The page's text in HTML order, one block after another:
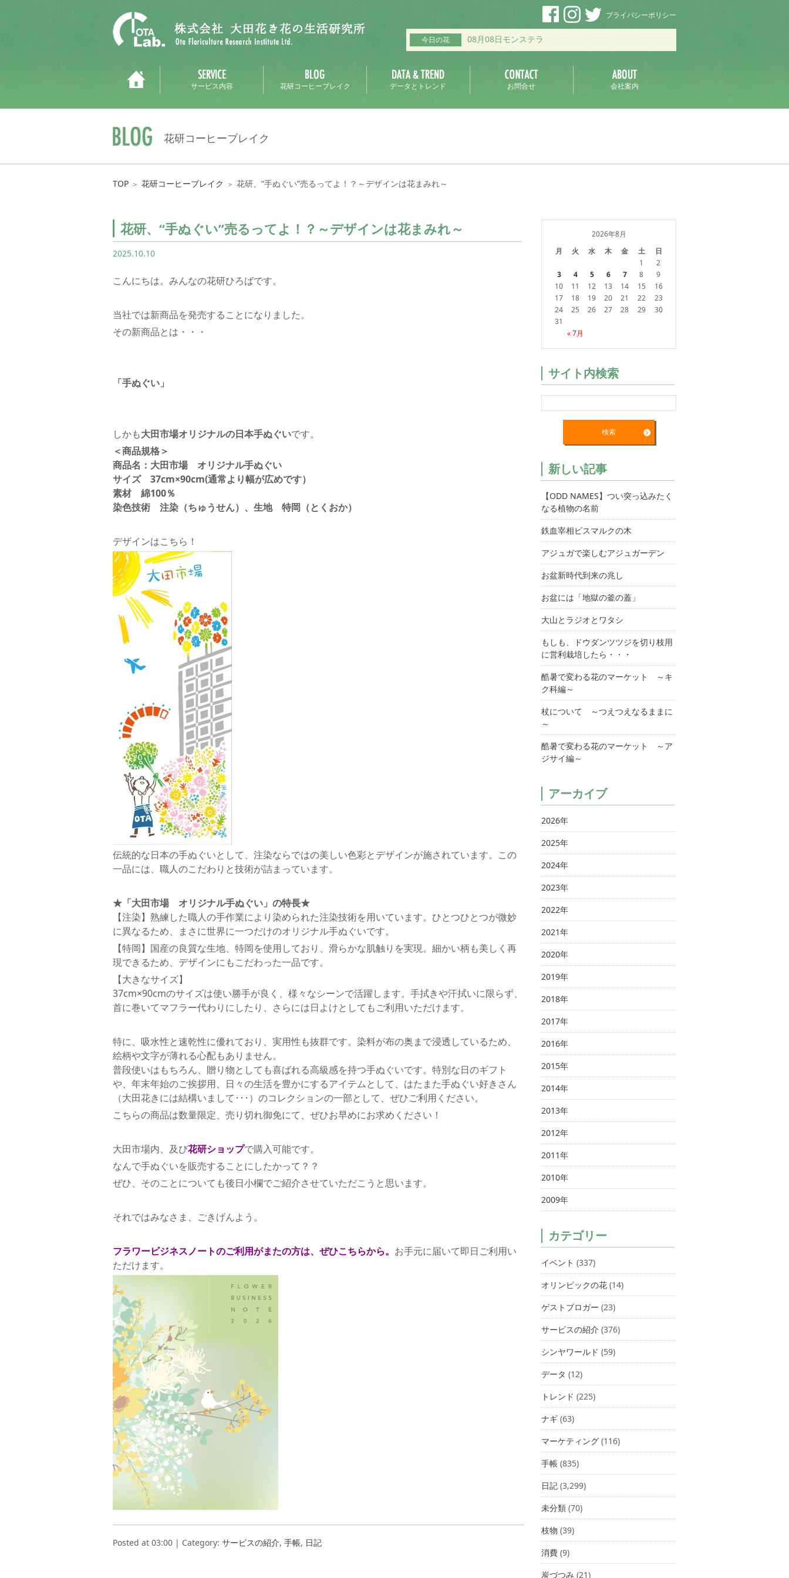
プライバシーポリシー
今日の花 08月08日モンステラ
サービス内容 花研コーヒーブレイク データとトレンド お問合せ 会社案内
花研コーヒーブレイク
TOP ＞ 花研コーヒーブレイク ＞ 花研、“手ぬぐい”売るってよ！？～デザインは花まみれ～
花研、“手ぬぐい”売るってよ！？～デザインは花まみれ～
2025.10.10
こんにちは。みんなの花研ひろばです。
当社では新商品を発売することになりました。
その新商品とは・・・
「手ぬぐい」
しかも大田市場オリジナルの日本手ぬぐいです。
＜商品規格＞
商品名：大田市場 オリジナル手ぬぐい
サイズ 37cm×90cm(通常より幅が広めです）
素材 綿100％
染色技術 注染（ちゅうせん）、生地 特岡（とくおか）
デザインはこちら！
伝統的な日本の手ぬぐいとして、注染ならではの美しい色彩とデザインが施されています。この
一品には、職人のこだわりと技術が詰まっています。
★「大田市場 オリジナル手ぬぐい」の特長★
【注染】熟練した職人の手作業により染められた注染技術を用いています。ひとつひとつが微妙
に異なるため、まさに世界に一つだけのオリジナル手ぬぐいです。
【特岡】国産の良質な生地、特岡を使用しており、滑らかな肌触りを実現。細かい柄も美しく再
現できるため、デザインにもこだわった一品です。
【大きなサイズ】
37cm×90cmのサイズは使い勝手が良く、様々なシーンで活躍します。手拭きや汗拭いに限らず、
首に巻いてマフラー代わりにしたり、さらには日よけとしてもご利用いただけます。
特に、吸水性と速乾性に優れており、実用性も抜群です。染料が布の奥まで浸透しているため、
絵柄や文字が薄れる心配もありません。
普段使いはもちろん、贈り物としても喜ばれる高級感を持つ手ぬぐいです。特別な日のギフト
や、年末年始のご挨拶用、日々の生活を豊かにするアイテムとして、はたまた手ぬぐい好きさん
（大田花きには結構いまして･･･）のコレクションの一部として、ぜひご利用ください。
こちらの商品は数量限定、売り切れ御免にて、ぜひお早めにお求めください！
大田市場内、及び花研ショップで購入可能です。
なんで手ぬぐいを販売することにしたかって？？
ぜひ、そのことについても後日小欄でご紹介させていただこうと思います。
それではみなさま、ごきげんよう。
フラワービジネスノートのご利用がまたの方は、ぜひこちらから。 お手元に届いて即日ご利用い
ただけます。
Posted at 03:00 | Category: サービスの紹介, 手帳, 日記
2026年8月
月
火 水 木 金 土 日
« 7月
1
2
3
4 5 6 7 8
9
10
11 12 13 14 15
16
17
18 19 20 21 22
23
24
25 26 27 28 29
30
31
サイト内検索
新しい記事
【ODD NAMES】つい突っ込みたく
なる植物の名前
鉄血宰相ビスマルクの木
アジュガで楽しむアジュガーデン
お盆新時代到来の兆し
お盆には「地獄の釜の蓋」
大山とラジオとワタシ
もしも、ドウダンツツジを切り枝用
に営利栽培したら・・・
酷暑で変わる花のマーケット ～キ
ク科編～
杖について ～つえつえなるままに
～
酷暑で変わる花のマーケット ～ア
ジサイ編～
アーカイブ
2026年
2025年
2024年
2023年
2022年
2021年
2020年
2019年
2018年
2017年
2016年
2015年
2014年
2013年
2012年
2011年
2010年
2009年
カテゴリー
イベント (337)
オリンピックの花 (14)
ゲストブロガー (23)
サービスの紹介 (376)
シンヤワールド (59)
データ (12)
トレンド (225)
ナギ (63)
マーケティング (116)
手帳 (835)
日記 (3,299)
未分類 (70)
枝物 (39)
消費 (9)
炭づつみ (21)